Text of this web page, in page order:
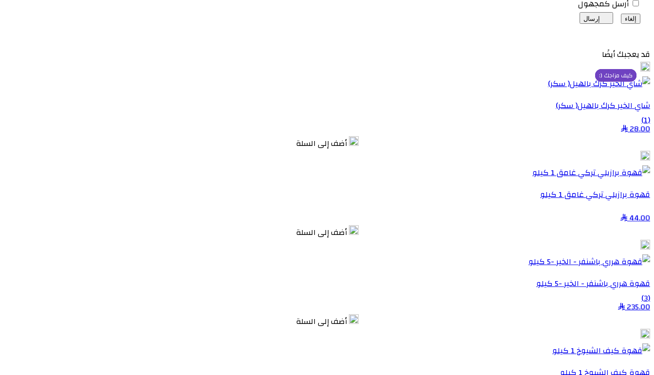
أرسل كمجهول
إلغاء إرسال
قد يعجبك أيضًا
شاي الخير كرك بالهيل( سكر)
(1)
28.00
أضف إلى السلة
قهوة برازيلي تركي غامق 1 كيلو
44.00
أضف إلى السلة
منتج مميز
قهوة هرري باشنفر - الخير -5 كيلو
(3)
235.00
أضف إلى السلة
كيف مزاجك (:
كيف مزاجك (:
كيف مزاجك (: